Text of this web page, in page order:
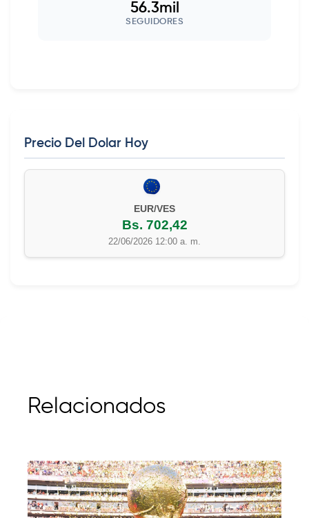
56.3mil
SEGUIDORES
Precio Del Dolar Hoy
EUR/VES
Bs. 702,42
22/06/2026 12:00 a. m.
Relacionados